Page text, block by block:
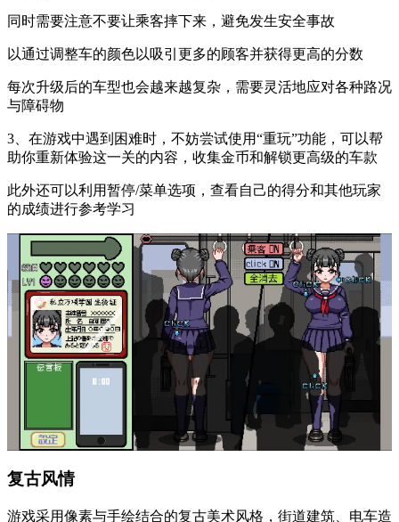
同时需要注意不要让乘客摔下来，避免发生安全事故
以通过调整车的颜色以吸引更多的顾客并获得更高的分数
每次升级后的车型也会越来越复杂，需要灵活地应对各种路况
与障碍物
3、在游戏中遇到困难时，不妨尝试使用“重玩”功能，可以帮
助你重新体验这一关的内容，收集金币和解锁更高级的车款
此外还可以利用暂停/菜单选项，查看自己的得分和其他玩家
的成绩进行参考学习
复古风情
游戏采用像素与手绘结合的复古美术风格，街道建筑、电车造